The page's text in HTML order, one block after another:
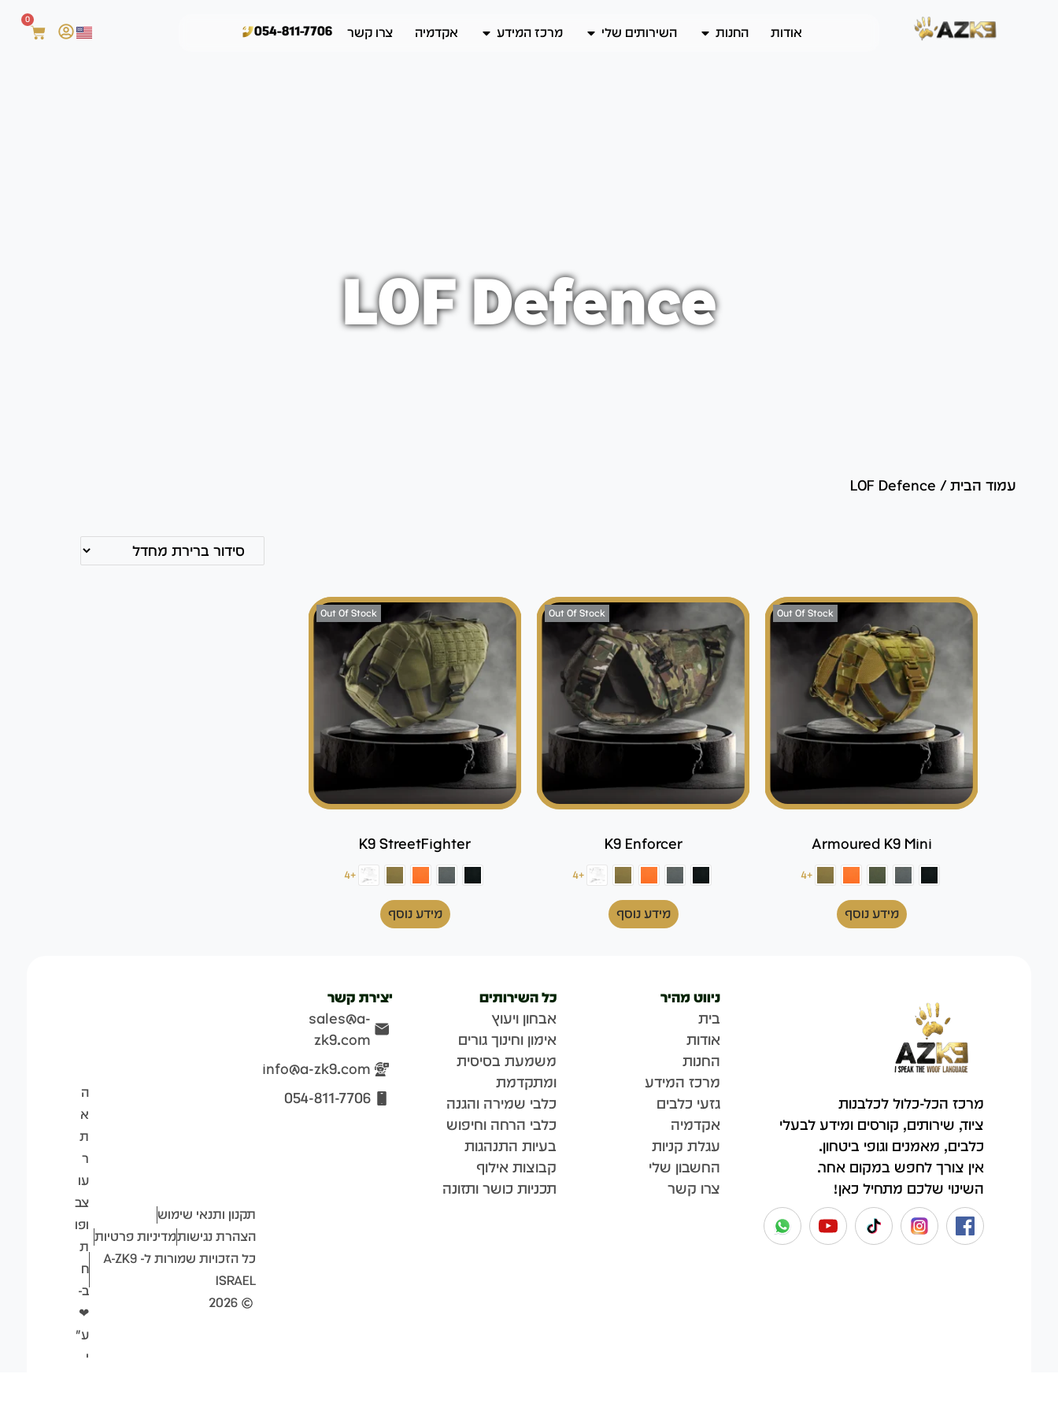
אודות החנות השירותים שלי מרכז המידע אקדמיה צרו קשר 054-811-7706
0
LOF Defence
עמוד הבית /
LOF Defence
Out Of Stock
Armoured K9 Mini
+4
מידע נוסף
Out Of Stock
K9 Enforcer
+4
מידע נוסף
Out Of Stock
K9 StreetFighter
+4
מידע נוסף
מרכז הכל-כלול לכלבנות
ציוד, שירותים, קורסים ומידע לבעלי
כלבים, מאמנים וגופי ביטחון.
אין צורך לחפש במקום אחר.
השינוי שלכם מתחיל כאן!
ניווט מהיר
בית
אודות
החנות
מרכז המידע
גזעי כלבים
אקדמיה
עגלת קניות
החשבון שלי
צרו קשר
כל השירותים
אבחון ויעוץ
אימון וחינוך גורים
משמעת בסיסית
ומתקדמת
כלבי שמירה והגנה
כלבי הרחה וחיפוש
בעיות התנהגות
קבוצות אילוף
תכניות כושר ותזונה
יצירת קשר
sales@a-
zk9.com
info@a-zk9.com
054-811-7706
תקנון ותנאי שימוש
הצהרת נגישותמדיניות פרטיות
כל הזכויות שמורות ל- A-ZK9
ISRAEL
2026
ה
א
ת
ר
עו
צב
ופו
ת
ח
ב-
❤
ע"
י